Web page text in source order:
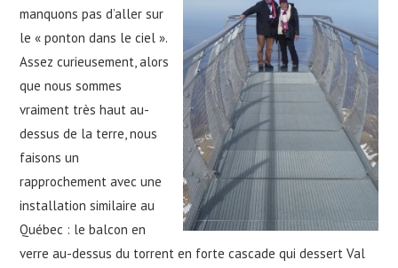
manquons pas d’aller sur
le « ponton dans le ciel ».
Assez curieusement, alors
que nous sommes
vraiment très haut au-
dessus de la terre, nous
faisons un
rapprochement avec une
installation similaire au
Québec : le balcon en
verre au-dessus du torrent en forte cascade qui dessert Val